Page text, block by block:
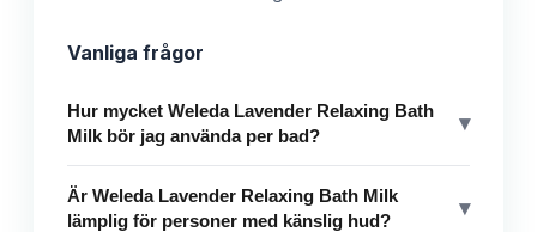
Vanliga frågor
Hur mycket Weleda Lavender Relaxing Bath
Milk bör jag använda per bad?
▾
Är Weleda Lavender Relaxing Bath Milk
lämplig för personer med känslig hud?
▾